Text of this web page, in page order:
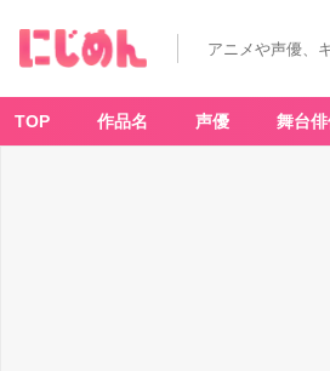
アニメや声優、
TOP 作品名 声優 舞台